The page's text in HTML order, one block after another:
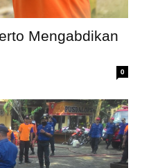
Mengabdikan
0